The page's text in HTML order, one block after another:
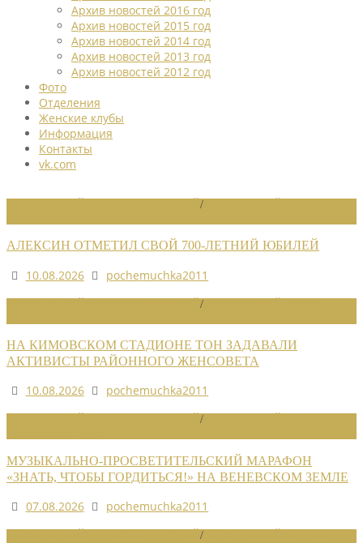
Архив новостей 2016 год
Архив новостей 2015 год
Архив новостей 2014 год
Архив новостей 2013 год
Архив новостей 2012 год
Фото
Отделения
Женские клубы
Информация
Контакты
vk.com
/
АЛЕКСИН ОТМЕТИЛ СВОЙ 700-ЛЕТНИЙ ЮБИЛЕЙ
10.08.2026
pochemuchka2011
/
НА КИМОВСКОМ СТАДИОНЕ ТОН ЗАДАВАЛИ
АКТИВИСТЫ РАЙОННОГО ЖЕНСОВЕТА
10.08.2026
pochemuchka2011
/
МУЗЫКАЛЬНО-ПРОСВЕТИТЕЛЬСКИЙ МАРАФОН
«ЗНАТЬ, ЧТОБЫ ГОРДИТЬСЯ!» НА ВЕНЕВСКОМ ЗЕМЛЕ
07.08.2026
pochemuchka2011
/